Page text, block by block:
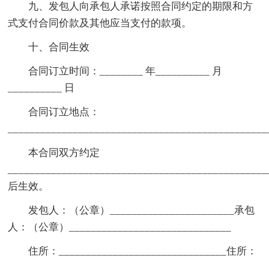
九、发包人向承包人承诺按照合同约定的期限和方
式支付合同价款及其他应当支付的款项。
十、合同生效
合同订立时间：________ 年__________ 月
__________ 日
合同订立地点：
本合同双方约定
后生效。
发包人：（公章）_______________________承包
人：（公章）______________________________
住所：_______________________________住所：